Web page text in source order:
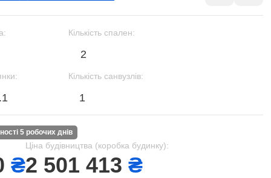
Кількість спален:
2
Кількість санвузлів:
1
5 робочих днів
₴
Ціна будівництва (коробка будинку):
2 501 413 ₴